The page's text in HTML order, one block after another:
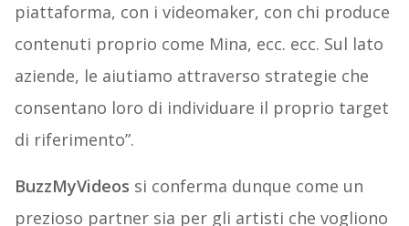
piattaforma, con i videomaker, con chi produce
contenuti proprio come Mina, ecc. ecc. Sul lato
aziende, le aiutiamo attraverso strategie che
consentano loro di individuare il proprio target
di riferimento”.
BuzzMyVideos si conferma dunque come un
prezioso partner sia per gli artisti che vogliono